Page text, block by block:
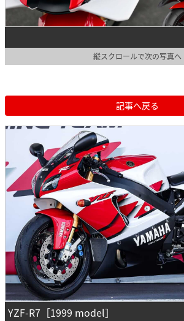
縦スクロールで次の写真へ
記事へ戻る
YZF-R7［1999 model］